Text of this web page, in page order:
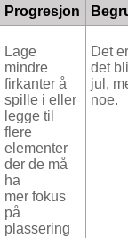
Progresjon
Lage
mindre
firkanter å
spille i eller
legge til
flere
elementer
der de må
ha
mer fokus
på
plassering
Det
det
jul,
noe.